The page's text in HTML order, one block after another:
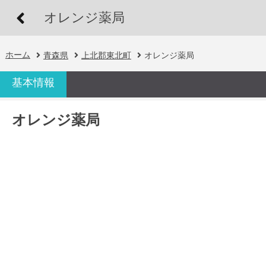
オレンジ薬局
ホーム 青森県 上北郡東北町 オレンジ薬局
基本情報
オレンジ薬局